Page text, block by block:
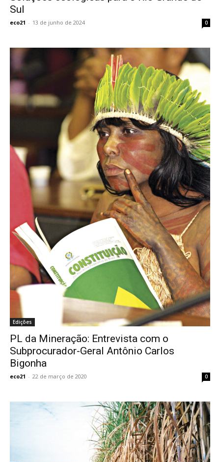
Sul
eco21 - 13 de junho de 2024 0
Edições
PL da Mineração: Entrevista com o
Subprocurador-Geral Antônio Carlos
Bigonha
eco21 - 22 de março de 2020 0